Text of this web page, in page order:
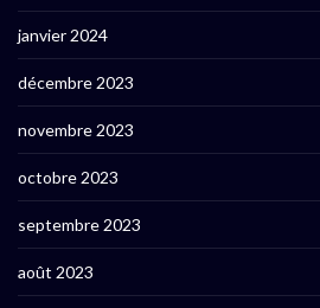
janvier 2024
décembre 2023
novembre 2023
octobre 2023
septembre 2023
août 2023